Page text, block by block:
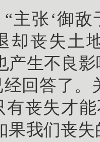
主张‘御
却丧失土
产生不良
回答了。
有丧失才
果我们丧